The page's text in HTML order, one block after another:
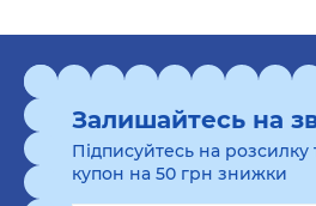
Залишайтесь на
Підписуйтесь на розсилку
купон на 50 грн знижки